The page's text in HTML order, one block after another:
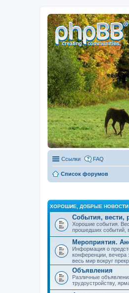
Ссылки FAQ
Список форумов
ХОРОШИЕ, ДОБРЫЕ НОВОСТИ
События, вести,
Хорошие события.
прошедших событий,
Мероприятия.
Информация о
конференции, вечера
весь мир вокруг
Объявления
Различные
трудоустройству,